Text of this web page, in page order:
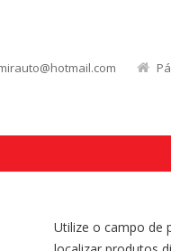
Utilize o campo de